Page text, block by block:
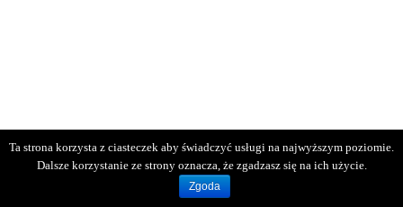
Ta strona korzysta z ciasteczek aby świadczyć usługi na najwyższym poziomie.
Dalsze korzystanie ze strony oznacza, że zgadzasz się na ich użycie.
Zgoda